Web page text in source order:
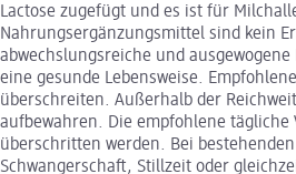
Lactose zugefügt und es ist für
Nahrungsergänzungsmittel sind kein
abwechslungsreiche und
eine gesunde Lebensweise.
überschreiten. Außerhalb der
aufbewahren. Die empfohlene tägliche
überschritten werden. Bei
Schwangerschaft, Stillzeit oder